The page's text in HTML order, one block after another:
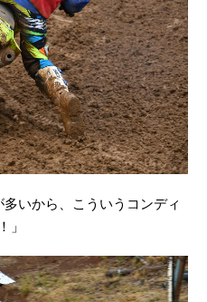
いから、こういうコンディ
」